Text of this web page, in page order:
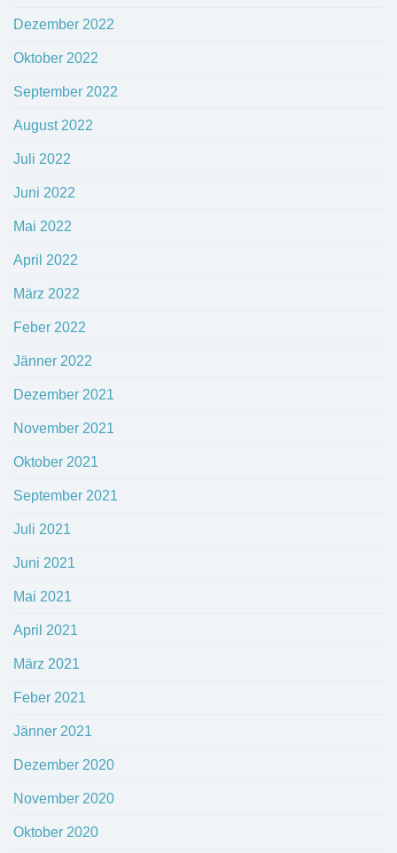
Dezember 2022
Oktober 2022
September 2022
August 2022
Juli 2022
Juni 2022
Mai 2022
April 2022
März 2022
Feber 2022
Jänner 2022
Dezember 2021
November 2021
Oktober 2021
September 2021
Juli 2021
Juni 2021
Mai 2021
April 2021
März 2021
Feber 2021
Jänner 2021
Dezember 2020
November 2020
Oktober 2020